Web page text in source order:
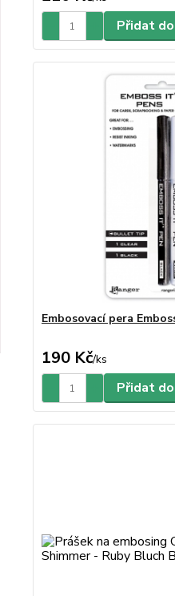
Přidat
Embosovací pera
190 Kč/ks
Přidat